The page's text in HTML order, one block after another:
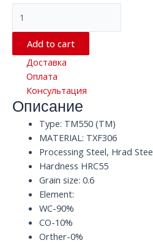
концевая
фреза
с
канавками
TM550
TXF306
HRC55
quantity
Add to cart
Доставка
Оплата
Консультация
Описание
Type: TM550 (TM)
MATERIAL: TXF306
Processing Steel, Hrad
Hardness HRC55
Grain size: 0.6
Element:
WC-90%
CO-10%
Orther-0%